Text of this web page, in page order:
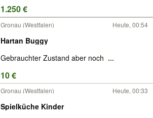
1.250 €
Gronau (Westfalen) Heute, 00:54
Hartan Buggy
Gebrauchter Zustand aber noch ...
10 €
Gronau (Westfalen) Heute, 00:33
Spielküche Kinder